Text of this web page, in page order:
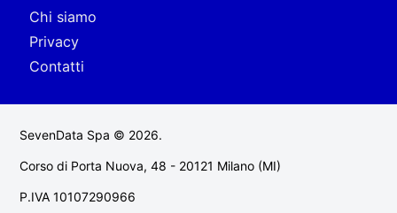
Chi siamo
Privacy
Contatti
SevenData Spa © 2026.
Corso di Porta Nuova, 48 - 20121 Milano (MI)
P.IVA 10107290966